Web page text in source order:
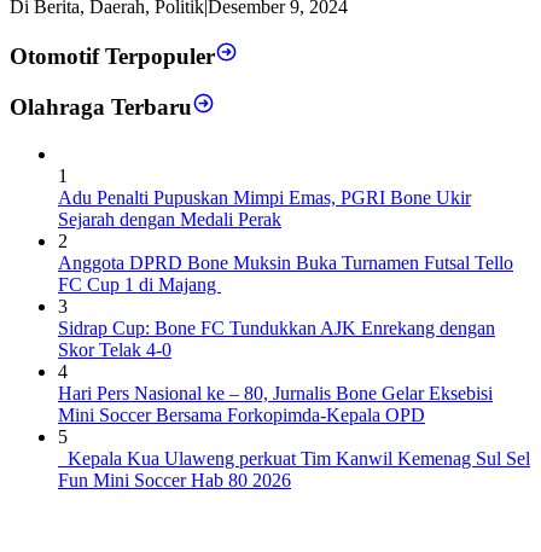
Di Berita, Daerah, PolitikDesember 9, 2024
Otomotif Terpopuler
Olahraga Terbaru
1
Adu Penalti Pupuskan Mimpi Emas, PGRI Bone Ukir
Sejarah dengan Medali Perak
2
Anggota DPRD Bone Muksin Buka Turnamen Futsal Tello
FC Cup 1 di Majang
3
Sidrap Cup: Bone FC Tundukkan AJK Enrekang dengan
Skor Telak 4-0
4
Hari Pers Nasional ke – 80, Jurnalis Bone Gelar Eksebisi
Mini Soccer Bersama Forkopimda-Kepala OPD
5
Kepala Kua Ulaweng perkuat Tim Kanwil Kemenag Sul Sel
Fun Mini Soccer Hab 80 2026